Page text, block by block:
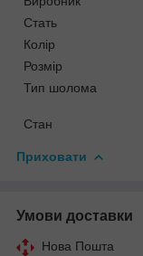
Стать
Колір
Розмір
Тип шолома
Стан
Приховати
Умови доставки
Нова Пошта